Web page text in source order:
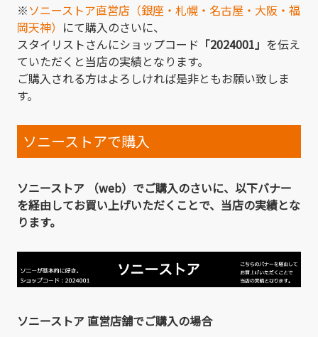
※ソニーストア直営店（銀座・札幌・名古屋・大阪・福
岡天神） にて購入のさいに、
スタイリストさんにショップコード 「2024001」 を伝え
ていただくと当店の実績となります。
ご購入される方はよろしければ是非ともお願い致しま
す。
ソニーストアで購入
ソニーストア （web）でご購入のさいに、以下バナー
を経由してお買い上げいただくことで、当店の実績とな
ります。
ソニーストア 直営店舗でご購入の場合